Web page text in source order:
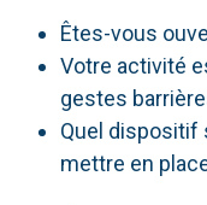
Êtes-vous
Votre activité
gestes
Quel dispositif
mettre en